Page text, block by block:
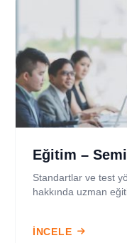
Eğitim –
Standartlar ve test
hakkında uzman
İNCELE